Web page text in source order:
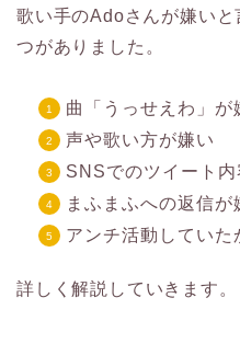
歌い手のAdoさんが嫌い
つがありました。
曲「うっせえわ」が
声や歌い方が嫌い
SNSでのツイート内
まふまふへの返信が
アンチ活動していた
詳しく解説していきます。